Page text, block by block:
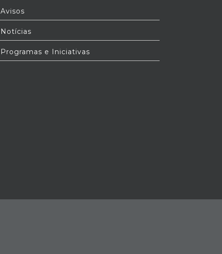
Avisos
Notícias
Programas e Iniciativas